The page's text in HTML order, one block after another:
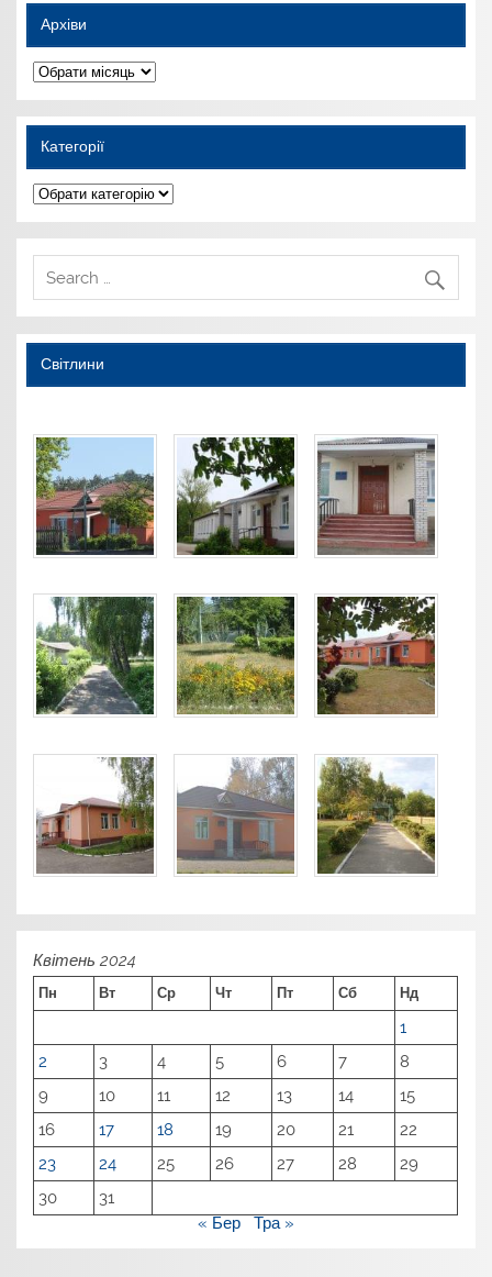
Архіви
Архіви
Категорії
Категорії
Світлини
Квітень 2024
Пн Вт Ср Чт Пт Сб Нд
1
2
3 4 5 6 7
8
9
10 11 12 13 14
15
16
17 18 19 20 21
22
23
24 25 26 27 28
29
30
31
« Бер
Тра »